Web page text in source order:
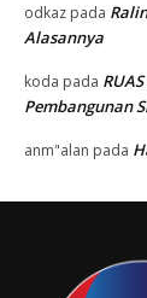
odkaz pada
Alasannya
koda pada
Pembangunan
anm"alan pada